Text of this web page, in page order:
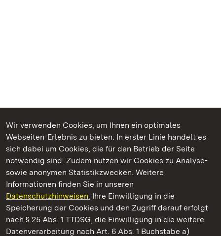
Wir verwenden Cookies, um Ihnen ein optimales
Webseiten-Erlebnis zu bieten. In erster Linie handelt es
sich dabei um Cookies, die für den Betrieb der Seite
notwendig sind. Zudem nutzen wir Cookies zu Analyse-
sowie anonymen Statistikzwecken. Weitere
Informationen finden Sie in unseren
Datenschutzhinweisen. Ihre Einwilligung in die
Speicherung der Cookies und den Zugriff darauf erfolgt
nach § 25 Abs. 1 TTDSG, die Einwilligung in die weitere
Datenverarbeitung nach Art. 6 Abs. 1 Buchstabe a)
Kommen. Staunen. Genießen.
Sammlung Domnick
Staatliche Schlösser und Gärten Baden-Württemberg